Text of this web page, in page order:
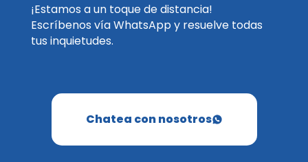
¡Estamos a un toque de distancia!
Escríbenos vía WhatsApp y resuelve todas
tus inquietudes.
Chatea con nosotros